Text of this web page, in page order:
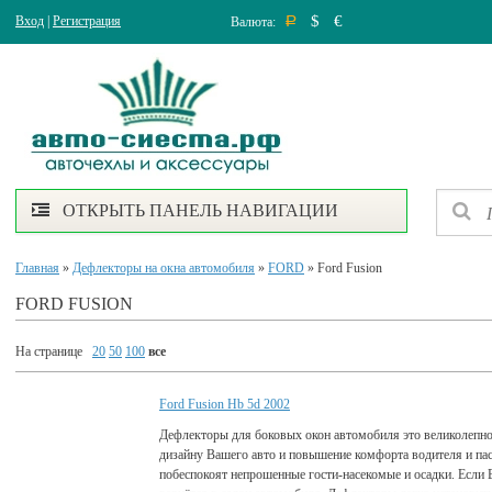
Вход Регистрация Валюта: Р $ €
ОТКРЫТЬ ПАНЕЛЬ НАВИГАЦИИ
Главная » Дефлекторы на окна автомобиля » FORD » Ford Fusion
FORD FUSION
На странице 20 50 100 все
Ford Fusion Hb 5d 2002
Дефлекторы для боковых окон автомобиля это
дизайну Вашего авто и повышение комфорта водителя и
побеспокоят непрошенные гости-насекомые и осадки.